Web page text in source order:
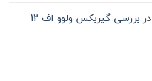
در بررسی گیربکس ولوو اف 12